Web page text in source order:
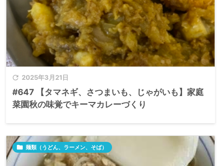
 2025年3月21日
#647 【タマネギ、さつまいも、じゃがいも】家庭
菜園秋の味覚でキーマカレーづくり
 麺類（うどん、ラーメン、そば）